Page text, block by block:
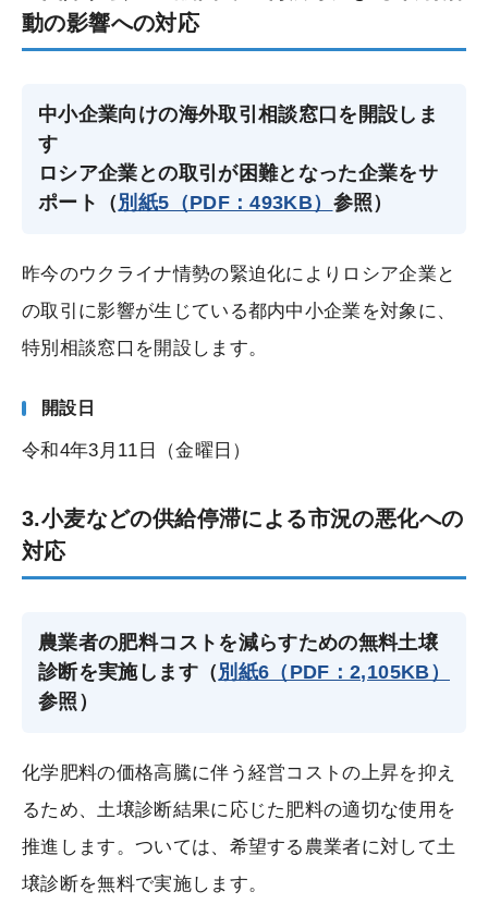
動の影響への対応
中小企業向けの海外取引相談窓口を開設しま
す
ロシア企業との取引が困難となった企業をサ
ポート（ 別紙5（PDF：493KB） 参照）
昨今のウクライナ情勢の緊迫化によりロシア企業と
の取引に影響が生じている都内中小企業を対象に、
特別相談窓口を開設します。
開設日
令和4年3月11日（金曜日）
3.小麦などの供給停滞による市況の悪化への
対応
農業者の肥料コストを減らすための無料土壌
診断を実施します（ 別紙6（PDF：2,105KB）
参照）
化学肥料の価格高騰に伴う経営コストの上昇を抑え
るため、土壌診断結果に応じた肥料の適切な使用を
推進します。ついては、希望する農業者に対して土
壌診断を無料で実施します。